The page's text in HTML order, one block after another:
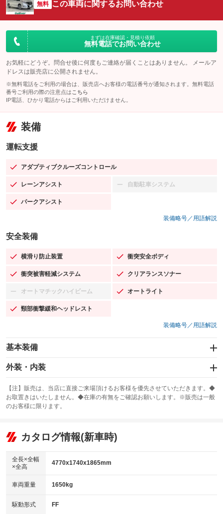
無料 この車両に関するお問い合わせ
まずは在庫確認・見積り依頼
無料電話でお問い合わせ
お気軽にどうぞ。問合せ後に何度もご連絡が届くことはありません。 メールア
ドレスは販売店に公開されません。
※無料電話をご利用の場合は、販売店へお客様の電話番号が通知されます。無料電話
番号ご利用の際の注意点は こちら
IP電話、ひかり電話からはご利用いただけません。
装備
運転支援
アダプティブクルーズコントロール
：装備あり
レーンアシスト
：装備あり 自動駐車システム
：装備なし
パークアシスト
：装備あり
装備略号／用語解説
安全装備
横滑り防止装置
：装備あり 衝突安全ボディ
：装備あり
衝突被害軽減システム
：装備あり クリアランスソナー
：装備あり
オートマチックハイビーム
：装備なし オートライト
：装備あり
頸部衝撃緩和ヘッドレスト
：装備あり
装備略号／用語解説
基本装備
エアバッグ：運転席/助手席/サイド
：装備あり
：装備あり
サンルーフ
：装備なし ABS
リフトアップ
：装備なし
：装備なし
パワーウィンドウ
アイドリングストップ
：装備あり
USB入力端子
：装備なし
外装・内装
カーナビ：SDナビ
：装備あり
TV
：装備なし
ビジュアル：-／DVD再生
：装備あり
：装備あり
革シート
キーレス
HID(キセノンライト)
：装備なし
【注】販売は、当店に直接ご来場頂けるお客様を優先させていただきます。◆
お取置きはいたしません。◆在庫の有無をご確認お願いします。※販売は一般
のお客様に限ります。
カタログ情報(新車時)
全長×全幅
×全高
4770x1740x1865mm
車両重量 1650kg
駆動形式 FF